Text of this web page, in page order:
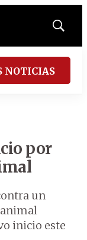
Mostrar
NOTICIAS
por
un
inicio este